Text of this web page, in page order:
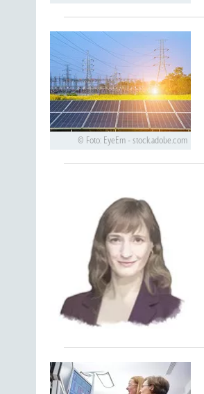
Foto: EyeEm - stock.adobe.com